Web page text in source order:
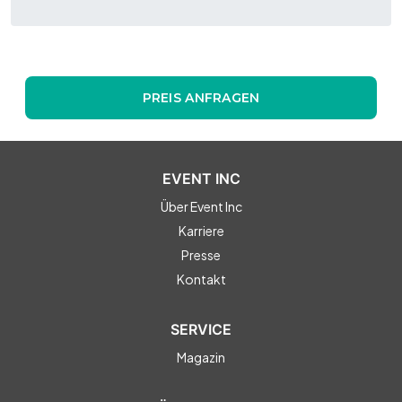
PREIS ANFRAGEN
EVENT INC
Über Event Inc
Karriere
Presse
Kontakt
SERVICE
Magazin